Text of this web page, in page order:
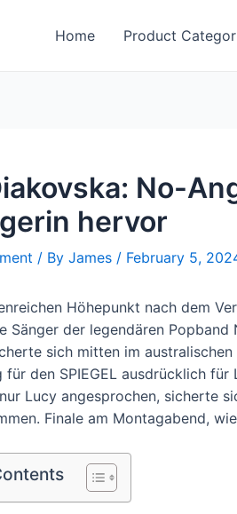
Home Product
No-
hervor
/ By James / February 5,
Höhepunkt nach dem
Sänger der legendären
sich mitten im
für den SPIEGEL ausdrücklich
Lucy angesprochen, sicherte
Finale am Montagabend,